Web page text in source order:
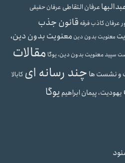
عرفان التقاطی عرفان حقیقی
عرفان کاذبفرقه قانون جذب
معنویت بدون دین معنویت بدون دین،
سپیدمعنویت بدون دین، یوگا مقالات
و نشست ها چند رسانه ای کابالا
یهودیت، پیمان ابراهیم یوگا